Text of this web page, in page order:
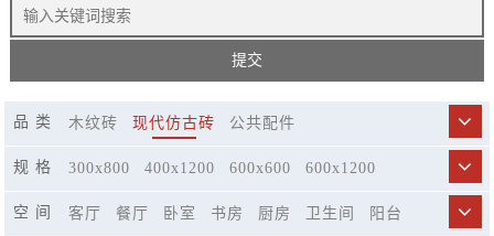
品 类 木纹砖 现代仿古砖 公共配件
规 格 300x800 400x1200 600x600
600x1200
空 间
客厅 餐厅 卧室 书房 厨房 卫生间
阳台